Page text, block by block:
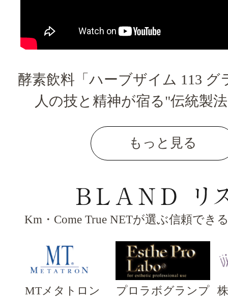
酵素飲料「ハーブザイム 113 グ
人の技と精神が宿る"伝統製
もっと見る
Km・Come True NETが選ぶ信頼でき
MTメタトロン
プロラボグランプ